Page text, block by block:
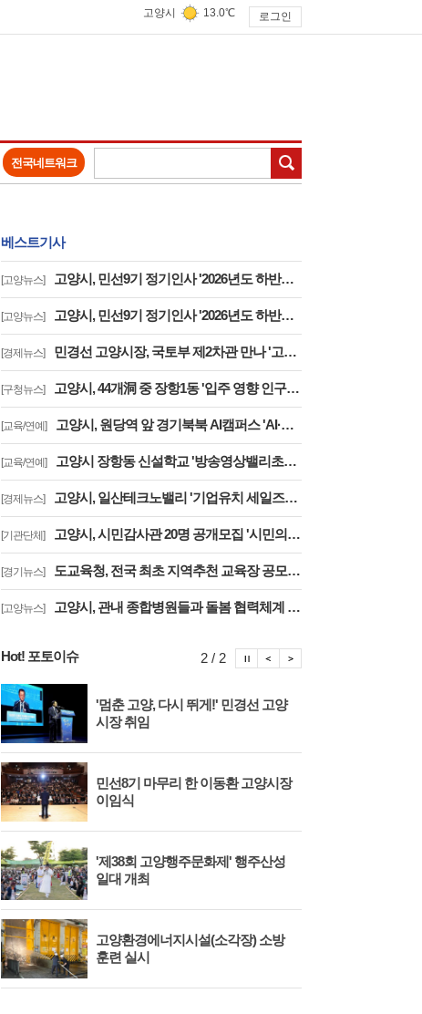
고양시 13.0℃ 로그인
전국네트워크
베스트기사
[고양뉴스] 고양시, 민선9기 정기인사 '2026년도 하반기 6급 팀장 인사발령 사항'
[고양뉴스] 고양시, 민선9기 정기인사 '2026년도 하반기 6급 부팀장 이하 인사발령 사항'
[경제뉴스] 민경선 고양시장, 국토부 제2차관 만나 '고양은평선 일산 연장 반영' 등 요청
[구청뉴스] 고양시, 44개洞 중 장항1동 '입주 영향 인구 증가폭' 최고··풍산동도 증가세 지속
[교육/연예] 고양시, 원당역 앞 경기북북 AI캠퍼스 'AI·디지털 배움터 체험존' 12월까지 운영
[교육/연예] 고양시 장항동 신설학교 '방송영상밸리초교' 교육부 심사 통과··2030년 개교
[경제뉴스] 고양시, 일산테크노밸리 '기업유치 세일즈戰' 주요 기업에 고양시장 명의 투자 제안
[기관단체] 고양시, 시민감사관 20명 공개모집 '시민의 시각·전문성으로 감사행정 제고'
[경기뉴스] 도교육청, 전국 최초 지역추천 교육장 공모 결실··고양교육청 강현주 교육장 선발
[고양뉴스] 고양시, 관내 종합병원들과 돌봄 협력체계 구축 '통합돌봄 대상자 발굴 및 연계'
Hot! 포토이슈
'멈춘 고양, 다시 뛰게!' 민경선 고양
시장 취임
민선8기 마무리 한 이동환 고양시장
이임식
'제38회 고양행주문화제' 행주산성
일대 개최
고양환경에너지시설(소각장) 소방
훈련 실시
2 / 2 포토이슈 이전보기
포토이슈 정지